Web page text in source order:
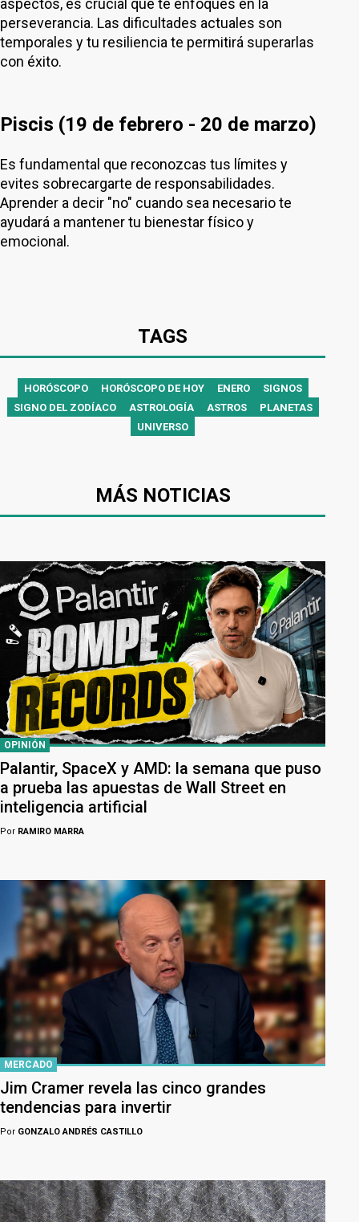
aspectos, es crucial que te enfoques en la
perseverancia. Las dificultades actuales son
temporales y tu resiliencia te permitirá superarlas
con éxito.
Piscis (19 de febrero - 20 de marzo)
Es fundamental que reconozcas tus límites y
evites sobrecargarte de responsabilidades.
Aprender a decir "no" cuando sea necesario te
ayudará a mantener tu bienestar físico y
emocional.
TAGS
HORÓSCOPO HORÓSCOPO DE HOY ENERO
SIGNOS
SIGNO DEL ZODÍACO
ASTROLOGÍA ASTROS
PLANETAS
UNIVERSO
MÁS NOTICIAS
OPINIÓN
Palantir, SpaceX y AMD: la semana que puso
a prueba las apuestas de Wall Street en
inteligencia artificial
Por RAMIRO MARRA
MERCADO
Jim Cramer revela las cinco grandes
tendencias para invertir
Por GONZALO ANDRÉS CASTILLO